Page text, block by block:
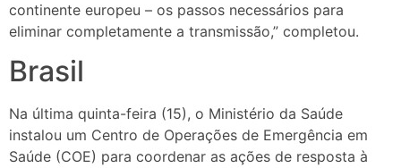
continente europeu – os passos necessários para
eliminar completamente a transmissão,” completou.
Brasil
Na última quinta-feira (15), o Ministério da Saúde
instalou um Centro de Operações de Emergência em
Saúde (COE) para coordenar as ações de resposta à